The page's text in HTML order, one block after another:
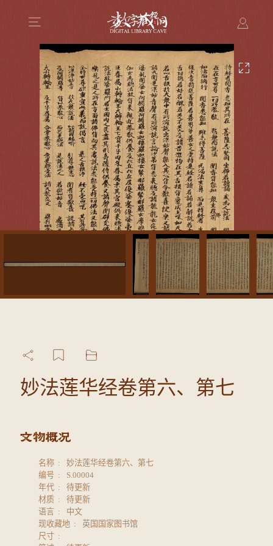
妙法莲华经卷第六、第七
名称
妙法莲华经卷第六、第七
编号
S.00004
年代
待更新
材质
待更新
语言
中文
现收藏地
英国国家图书馆
尺寸